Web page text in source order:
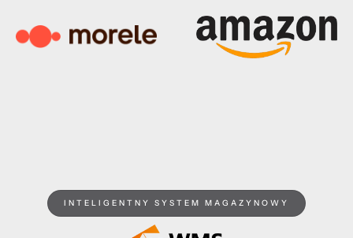
INTELIGENTNY SYSTEM MAGAZYNOWY